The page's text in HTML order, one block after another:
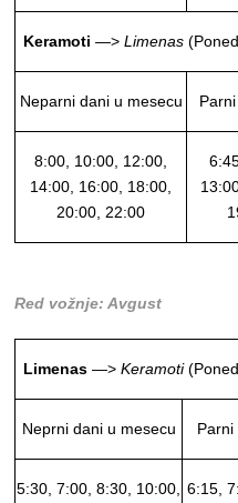
Keramoti —> Limenas
Neparni dani u mesecu
8:00, 10:00, 12:00,
14:00, 16:00, 18:00,
20:00, 22:00
Red vožnje: Avgust
Limenas—> Keramoti
Neprni dani u mesecu Parni
5:30, 7:00, 8:30, 10:00,
6:15,